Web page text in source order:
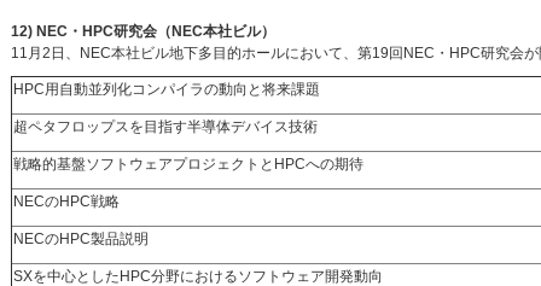
12) NEC・HPC研究会（NEC本社ビル）
11月2日、NEC本社ビル地下多目的ホールにおいて、第19回NEC・HPC研究会
HPC用自動並列化コンパイラの動向と将来課題
超ペタフロップスを目指す半導体デバイス技術
戦略的基盤ソフトウェアプロジェクトとHPCへの期待
NECのHPC戦略
NECのHPC製品説明
SXを中心としたHPC分野におけるソフトウェア開発動向